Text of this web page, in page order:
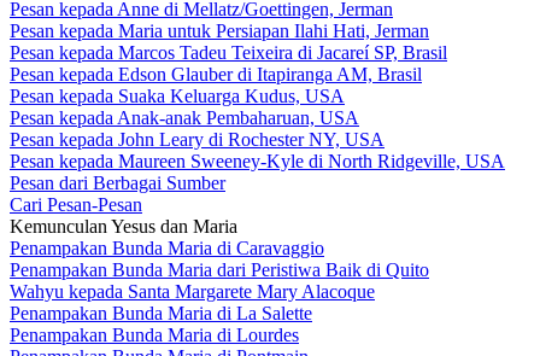
Pesan kepada Anne di Mellatz/Goettingen, Jerman
Pesan kepada Maria untuk Persiapan Ilahi Hati, Jerman
Pesan kepada Marcos Tadeu Teixeira di Jacareí SP, Brasil
Pesan kepada Edson Glauber di Itapiranga AM, Brasil
Pesan kepada Suaka Keluarga Kudus, USA
Pesan kepada Anak-anak Pembaharuan, USA
Pesan kepada John Leary di Rochester NY, USA
Pesan kepada Maureen Sweeney-Kyle di North Ridgeville, USA
Pesan dari Berbagai Sumber
Cari Pesan-Pesan
Kemunculan Yesus dan Maria
Penampakan Bunda Maria di Caravaggio
Penampakan Bunda Maria dari Peristiwa Baik di Quito
Wahyu kepada Santa Margarete Mary Alacoque
Penampakan Bunda Maria di La Salette
Penampakan Bunda Maria di Lourdes